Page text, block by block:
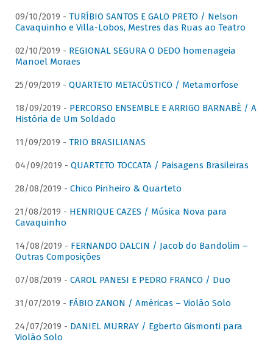
09/10/2019 - TURÍBIO SANTOS E GALO PRETO / Nelson
Cavaquinho e Villa-Lobos, Mestres das Ruas ao Teatro
02/10/2019 - REGIONAL SEGURA O DEDO homenageia
Manoel Moraes
25/09/2019 - QUARTETO METACÚSTICO / Metamorfose
18/09/2019 - PERCORSO ENSEMBLE E ARRIGO BARNABÈ / A
História de Um Soldado
11/09/2019 - TRIO BRASILIANAS
04/09/2019 - QUARTETO TOCCATA / Paisagens Brasileiras
28/08/2019 - Chico Pinheiro & Quarteto
21/08/2019 - HENRIQUE CAZES / Música Nova para
Cavaquinho
14/08/2019 - FERNANDO DALCIN / Jacob do Bandolim –
Outras Composições
07/08/2019 - CAROL PANESI E PEDRO FRANCO / Duo
31/07/2019 - FÁBIO ZANON / Américas – Violão Solo
24/07/2019 - DANIEL MURRAY / Egberto Gismonti para
Violão Solo